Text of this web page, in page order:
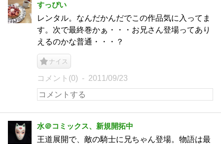
すっぴい
レンタル。なんだかんだでこの作品気に入ってま
す。次で最終巻かぁ・・・お兄さん登場ってあり
えるのかな普通・・・？
ナイス
コメント(0) 2011/09/23
水＠コミックス、新規開拓中
王道展開で、敵の騎士に兄ちゃん登場。物語は最